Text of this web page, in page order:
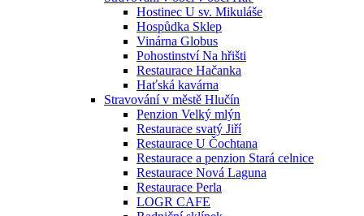
Hostinec U sv. Mikuláše
Hospůdka Sklep
Vinárna Globus
Pohostinství Na hřišti
Restaurace Hačanka
Haťská kavárna
Stravování v městě Hlučín
Penzion Velký mlýn
Restaurace svatý Jiří
Restaurace U Čochtana
Restaurace a penzion Stará celnice
Restaurace Nová Laguna
Restaurace Perla
LOGR CAFE